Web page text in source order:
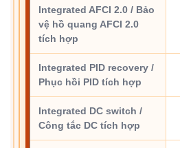
Integrated AFCI 2.0 / Bảo
vệ hồ quang AFCI 2.0
tích hợp
Integrated PID recovery /
Phục hồi PID tích hợp
Integrated DC switch /
Công tắc DC tích hợp